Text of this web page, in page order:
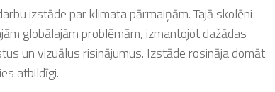
izstāde par klimata pārmaiņām. Tajā skolēni
globālajām problēmām, izmantojot dažādas
un vizuālus risinājumus. Izstāde rosināja domāt
atbildīgi.